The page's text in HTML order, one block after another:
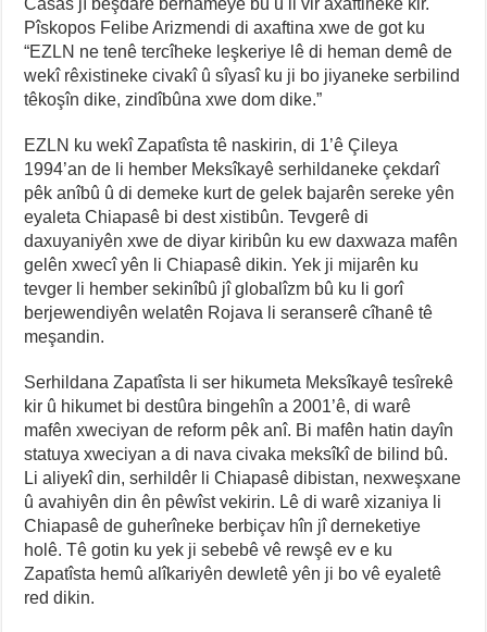
Pîskopos Felibe Arizmendi di axaftina xwe de got ku
“EZLN ne tenê tercîheke leşkeriye lê di heman demê de
wekî rêxistineke civakî û sîyasî ku ji bo jiyaneke serbilind
têkoşîn dike, zindîbûna xwe dom dike.”
EZLN ku wekî Zapatîsta tê naskirin, di 1’ê Çileya
1994’an de li hember Meksîkayê serhildaneke çekdarî
pêk anîbû û di demeke kurt de gelek bajarên sereke yên
eyaleta Chiapasê bi dest xistibûn. Tevgerê di
daxuyaniyên xwe de diyar kiribûn ku ew daxwaza mafên
gelên xwecî yên li Chiapasê dikin. Yek ji mijarên ku
tevger li hember sekinîbû jî globalîzm bû ku li gorî
berjewendiyên welatên Rojava li seranserê cîhanê tê
meşandin.
Serhildana Zapatîsta li ser hikumeta Meksîkayê tesîrekê
kir û hikumet bi destûra bingehîn a 2001’ê, di warê
mafên xweciyan de reform pêk anî. Bi mafên hatin dayîn
statuya xweciyan a di nava civaka meksîkî de bilind bû.
Li aliyekî din, serhildêr li Chiapasê dibistan, nexweşxane
û avahiyên din ên pêwîst vekirin. Lê di warê xizaniya li
Chiapasê de guherîneke berbiçav hîn jî derneketiye
holê. Tê gotin ku yek ji sebebê vê rewşê ev e ku
Zapatîsta hemû alîkariyên dewletê yên ji bo vê eyaletê
red dikin.